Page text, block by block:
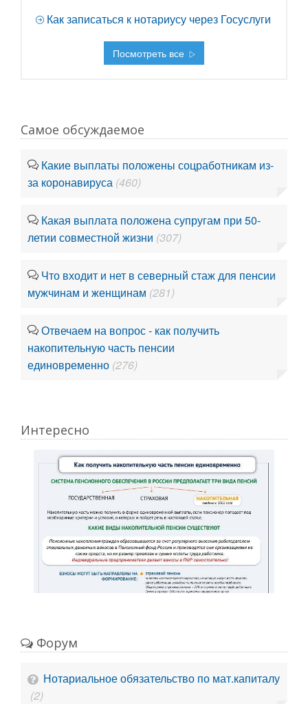
Как записаться к нотариусу через Госуслуги
Посмотреть все
Самое обсуждаемое
Какие выплаты положены соцработникам из-
за коронавируса (460)
Какая выплата положена супругам при 50-
летии совместной жизни (307)
Что входит и нет в северный стаж для пенсии
мужчинам и женщинам (281)
Отвечаем на вопрос - как получить
накопительную часть пенсии
единовременно (276)
Интересно
Форум
Нотариальное обязательство по мат.капиталу
(2)